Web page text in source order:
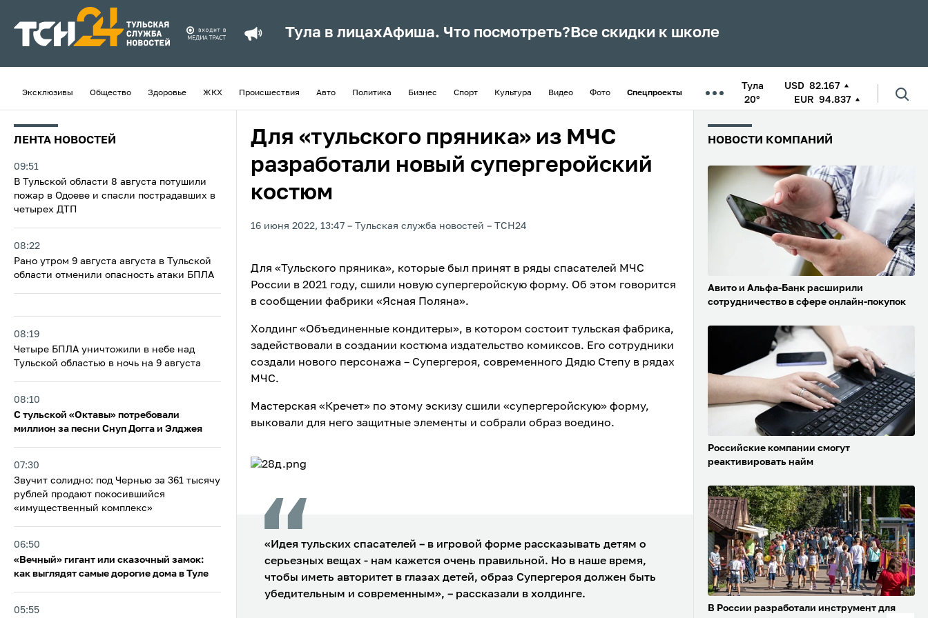
Тула в лицахАфиша. Что посмотреть? Все скидки к школе
Эксклюзивы Общество Здоровье ЖКХ Происшествия Авто Политика Бизнес Спорт Культура Видео Фото Спецпроекты
Тула
20°
USD 82.167
EUR 94.837
ЛЕНТА НОВОСТЕЙ
09:51
В Тульской области 8 августа потушили
пожар в Одоеве и спасли пострадавших в
четырех ДТП
08:22
Рано утром 9 августа августа в Тульской
области отменили опасность атаки БПЛА
08:19
Четыре БПЛА уничтожили в небе над
Тульской областью в ночь на 9 августа
08:10
С тульской «Октавы» потребовали
миллион за песни Снуп Догга и Элджея
07:30
Звучит солидно: под Чернью за 361 тысячу
рублей продают покосившийся
«имущественный комплекс»
06:50
«Вечный» гигант или сказочный замок:
как выглядят самые дорогие дома в Туле
05:55
Для «тульского пряника» из МЧС
разработали новый супергеройский
костюм
16 июня 2022, 13:47 Тульская служба новостей ТСН24
Для «Тульского пряника», которые был принят в ряды спасателей МЧС
России в 2021 году, сшили новую супергеройскую форму. Об этом говорится
в сообщении фабрики «Ясная Поляна».
Холдинг «Объединенные кондитеры», в котором состоит тульская фабрика,
задействовали в создании костюма издательство комиксов. Его сотрудники
создали нового персонажа – Супергероя, современного Дядю Степу в рядах
МЧС.
Мастерская «Кречет» по этому эскизу сшили «супергеройскую» форму,
выковали для него защитные элементы и собрали образ воедино.
«Идея тульских спасателей – в игровой форме рассказывать детям о
серьезных вещах - нам кажется очень правильной. Но в наше время,
чтобы иметь авторитет в глазах детей, образ Супергероя должен быть
убедительным и современным», – рассказали в холдинге.
НОВОСТИ КОМПАНИЙ
Авито и Альфа-Банк расширили
сотрудничество в сфере онлайн-покупок
Российские компании смогут
реактивировать найм
В России разработали инструмент для